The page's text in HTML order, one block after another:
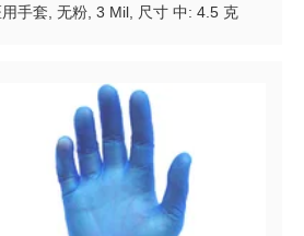
手套, 无粉, 3 Mil, 尺寸 中: 4.5 克